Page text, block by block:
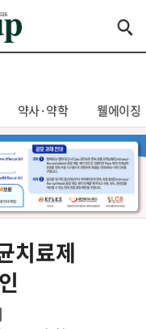
약사·약학 웰에이징
치료제